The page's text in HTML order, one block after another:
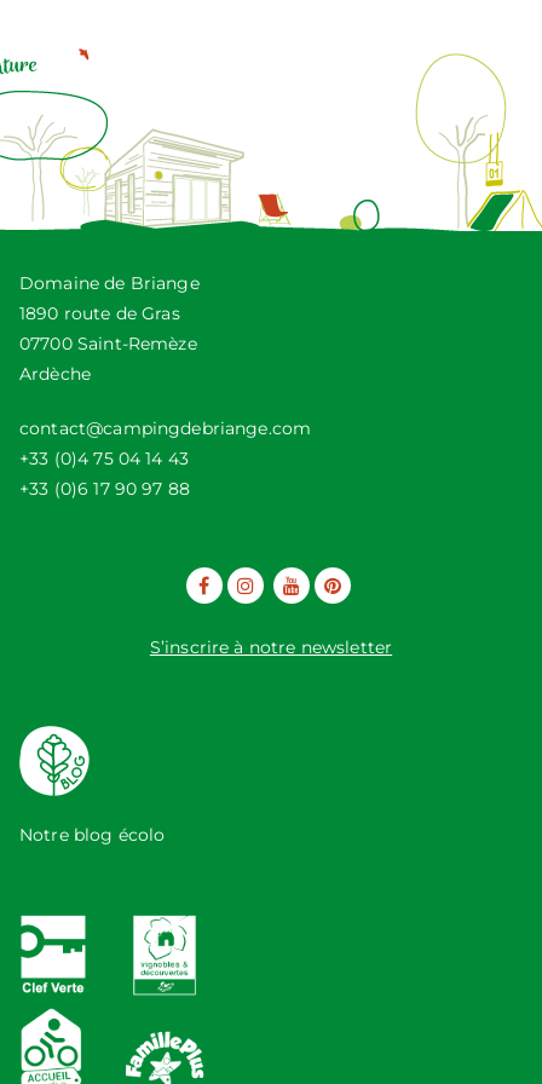
Domaine de Briange
1890 route de Gras
07700 Saint-Remèze
Ardèche
contact@campingdebriange.com
+33 (0)4 75 04 14 43
+33 (0)6 17 90 97 88
S’inscrire à notre newsletter
Notre blog écolo